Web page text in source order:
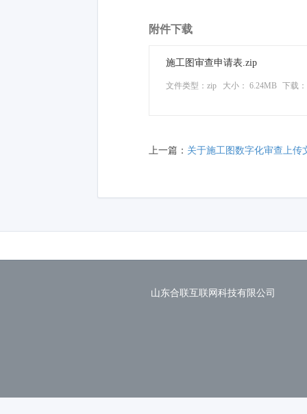
附件下载
施工图审查申请表.zip
文件类型：zip 大小： 6.24MB 下载：
上一篇： 关于施工图数字化审查上传文件
山东合联互联网科技有限公司